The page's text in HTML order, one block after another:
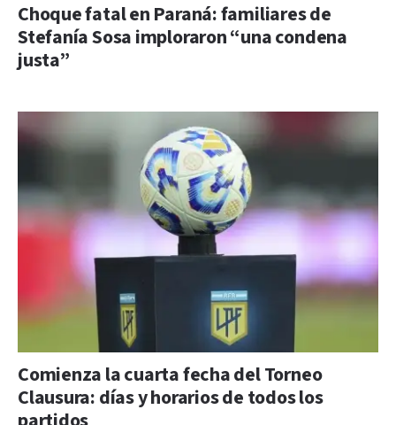
Choque fatal en Paraná: familiares de
Stefanía Sosa imploraron “una condena
justa”
Comienza la cuarta fecha del Torneo
Clausura: días y horarios de todos los